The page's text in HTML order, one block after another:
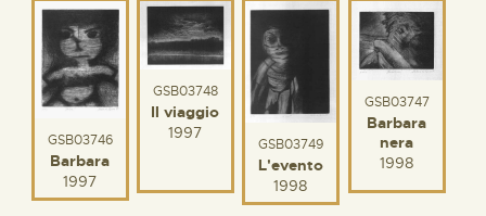
GSB03746
Barbara
1997
GSB03748
Il viaggio
1997
GSB03749
L'evento
1998
GSB03747
Barbara
nera
1998